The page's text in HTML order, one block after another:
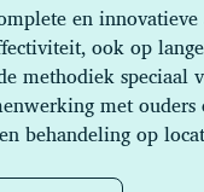
en
ook op
methodiek speciaal
met ouders
behandeling op